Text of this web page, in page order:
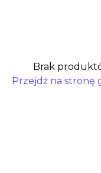
Brak
Przejdź na stronę